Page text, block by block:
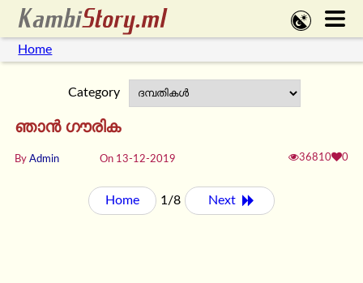
Home
Category
ഞാൻ ഗൗരിക
By Admin On 13-12-2019 36810 0
Home 1/8 Next